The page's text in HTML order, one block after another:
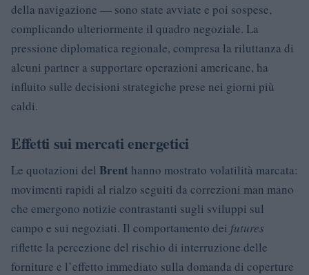
della navigazione — sono state avviate e poi sospese,
complicando ulteriormente il quadro negoziale. La
pressione diplomatica regionale, compresa la riluttanza di
alcuni partner a supportare operazioni americane, ha
influito sulle decisioni strategiche prese nei giorni più
caldi.
Effetti sui mercati energetici
Le quotazioni del Brent hanno mostrato volatilità marcata:
movimenti rapidi al rialzo seguiti da correzioni man mano
che emergono notizie contrastanti sugli sviluppi sul
campo e sui negoziati. Il comportamento dei futures
riflette la percezione del rischio di interruzione delle
forniture e l’effetto immediato sulla domanda di coperture